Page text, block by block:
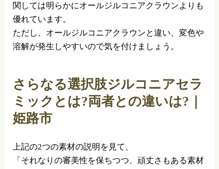
関しては明らかにオールジルコニアクラウンよりも
優れています。
ただし、オールジルコニアクラウンと違い、変色や
溶解が発生しやすいので気を付けましょう。
さらなる選択肢ジルコニアセラ
ミックとは?両者との違いは?｜
姫路市
上記の2つの素材の説明を見て、
「それなりの審美性を保ちつつ、頑丈さもある素材